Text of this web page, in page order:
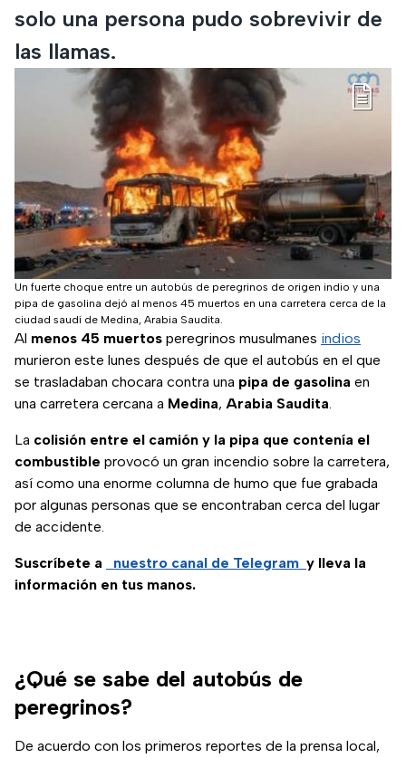
solo una persona pudo sobrevivir de
las llamas.
Un fuerte choque entre un autobús de peregrinos de origen indio y una
pipa de gasolina dejó al menos 45 muertos en una carretera cerca de la
ciudad saudí de Medina, Arabia Saudita.
Al menos 45 muertos peregrinos musulmanes indios
murieron este lunes después de que el autobús en el que
se trasladaban chocara contra una pipa de gasolina en
una carretera cercana a Medina, Arabia Saudita.
La colisión entre el camión y la pipa que contenía el
combustible provocó un gran incendio sobre la carretera,
así como una enorme columna de humo que fue grabada
por algunas personas que se encontraban cerca del lugar
de accidente.
Suscríbete a nuestro canal de Telegram y lleva la
información en tus manos.
¿Qué se sabe del autobús de
peregrinos?
De acuerdo con los primeros reportes de la prensa local,